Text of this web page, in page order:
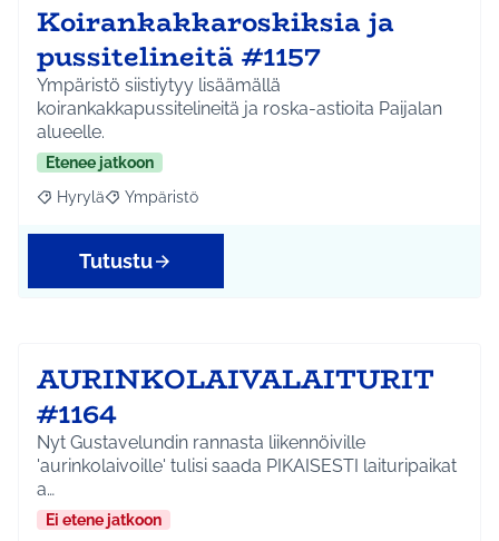
Koirankakkaroskiksia ja
pussitelineitä #1157
Ympäristö siistiytyy lisäämällä
koirankakkapussitelineitä ja roska-astioita Paijalan
alueelle.
Etenee jatkoon
Rajaa tulokset aihepiirin mukaan: Hyrylä
Hyrylä Rajaa tulokset teeman mukaan: Ympäristö
Ympäristö
Tutustu
AURINKOLAIVALAITURIT
#1164
Nyt Gustavelundin rannasta liikennöiville
'aurinkolaivoille' tulisi saada PIKAISESTI laituripaikat
a…
Ei etene jatkoon